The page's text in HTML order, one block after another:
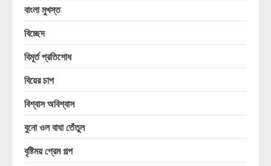
বাংলা মুখস্ত
বিচ্ছেদ
বিমূর্ত প্রতিশোধ
বিয়ের চাপ
বিশ্বাস অবিশ্বাস
বুনো ওল বাঘা তেঁতুল
বৃষ্টিময় প্রেম গল্প